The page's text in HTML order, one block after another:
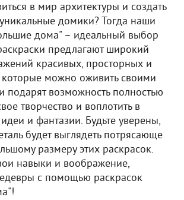
в мир архитектуры и создать
домики? Тогда наши
дома" – идеальный выбор
предлагают широкий
красивых, просторных и
можно оживить своими
подарят возможность полностью
творчество и воплотить в
и фантазии. Будьте уверены,
будет выглядеть потрясающе
размеру этих раскрасок.
навыки и воображение,
с помощью раскрасок